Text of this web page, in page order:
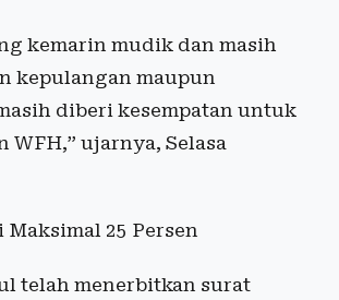
kemarin mudik dan masih
kepulangan maupun
diberi kesempatan untuk
WFH,” ujarnya, Selasa
Maksimal 25 Persen
telah menerbitkan surat